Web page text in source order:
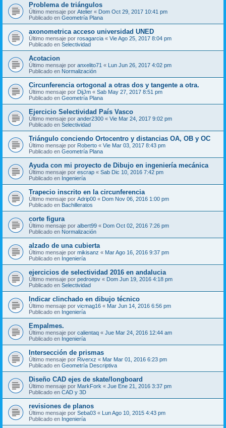
Problema de triángulos
Último mensaje por Atelier « Dom Oct 29, 2017 10:41 pm
Publicado en Geometría Plana
axonometrica acceso universidad UNED
Último mensaje por rosagarcia « Vie Ago 25, 2017 8:04 pm
Publicado en Selectividad
Acotacion
Último mensaje por anxelito71 « Lun Jun 26, 2017 4:02 pm
Publicado en Normalización
Circunferencia ortogonal a otras dos y tangente a otra.
Último mensaje por DijJm « Sab May 27, 2017 8:51 pm
Publicado en Geometría Plana
Ejercicio Selectividad País Vasco
Último mensaje por ander2300 « Vie Mar 24, 2017 9:02 pm
Publicado en Selectividad
Triángulo conciendo Ortocentro y distancias OA, OB y OC
Último mensaje por Roberto « Vie Mar 03, 2017 8:43 pm
Publicado en Geometría Plana
Ayuda con mi proyecto de Dibujo en ingeniería mecánica
Último mensaje por escrap « Sab Dic 10, 2016 7:42 pm
Publicado en Ingeniería
Trapecio inscrito en la circunferencia
Último mensaje por Adrip00 « Dom Nov 06, 2016 1:00 pm
Publicado en Bachilleratos
corte figura
Último mensaje por albert99 « Dom Oct 02, 2016 7:26 pm
Publicado en Normalización
alzado de una cubierta
Último mensaje por mikisanz « Mar Ago 16, 2016 9:37 pm
Publicado en Ingeniería
ejercicios de selectividad 2016 en andalucia
Último mensaje por pedroepv « Dom Jun 19, 2016 4:18 pm
Publicado en Selectividad
Indicar clinchado en dibujo técnico
Último mensaje por vicmag16 « Mar Jun 14, 2016 6:56 pm
Publicado en Ingeniería
Empalmes.
Último mensaje por calientaq « Jue Mar 24, 2016 12:44 am
Publicado en Ingeniería
Intersección de prismas
Último mensaje por Riverxz « Mar Mar 01, 2016 6:23 pm
Publicado en Geometría Descriptiva
Diseño CAD ejes de skate/longboard
Último mensaje por MarkFork « Jue Ene 21, 2016 3:37 pm
Publicado en CAD y 3D
revisiones de planos
Último mensaje por Seba03 « Lun Ago 10, 2015 4:43 pm
Publicado en Ingeniería